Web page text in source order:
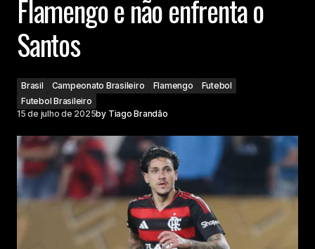
Flamengo e não enfrenta o
Santos
Brasil Campeonato Brasileiro Flamengo
Futebol
Futebol Brasileiro
15 de julho de 2025by Tiago Brandão